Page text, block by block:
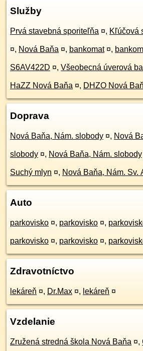
Služby
Prvá stavebná sporiteľňa ¤, Kľúčová
¤, Nová Baňa ¤, bankomat ¤,
S6AV422D ¤, Všeobecná úverová
HaZZ Nová Baňa ¤, DHZO Nová
Doprava
Nová Baňa, Nám. slobody ¤, Nová
slobody ¤, Nová Baňa, Nám. slobody
Suchý mlyn ¤, Nová Baňa, Nám. Sv.
Auto
parkovisko ¤, parkovisko ¤,
parkovisko ¤, parkovisko ¤,
Zdravotníctvo
lekáreň ¤, Dr.Max ¤, lekáreň ¤
Vzdelanie
Zružená stredná škola Nová Baňa ¤,